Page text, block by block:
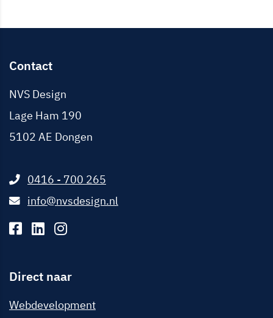
Contact
NVS Design
Lage Ham 190
5102 AE Dongen
0416 - 700 265
info@nvsdesign.nl
Direct naar
Webdevelopment